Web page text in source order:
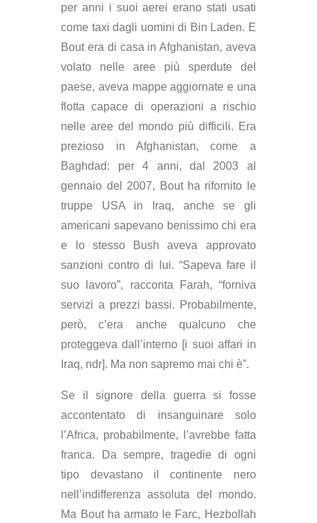
per anni i suoi aerei erano stati usati
come taxi dagli uomini di Bin Laden. E
Bout era di casa in Afghanistan, aveva
volato nelle aree più sperdute del
paese, aveva mappe aggiornate e una
flotta capace di operazioni a rischio
nelle aree del mondo più difficili. Era
prezioso in Afghanistan, come a
Baghdad: per 4 anni, dal 2003 al
gennaio del 2007, Bout ha rifornito le
truppe USA in Iraq, anche se gli
americani sapevano benissimo chi era
e lo stesso Bush aveva approvato
sanzioni contro di lui. “Sapeva fare il
suo lavoro”, racconta Farah, “forniva
servizi a prezzi bassi. Probabilmente,
però, c’era anche qualcuno che
proteggeva dall’interno [i suoi affari in
Iraq, ndr]. Ma non sapremo mai chi è”.
Se il signore della guerra si fosse
accontentato di insanguinare solo
l’Africa, probabilmente, l’avrebbe fatta
franca.
Da sempre, tragedie di ogni
tipo devastano il continente nero
nell’indifferenza assoluta del mondo.
Ma Bout ha armato le Farc, Hezbollah